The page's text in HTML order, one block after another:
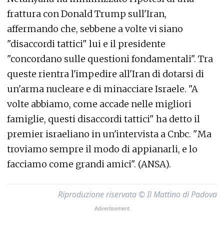
frattura con Donald Trump sull'Iran,
affermando che, sebbene a volte vi siano
"disaccordi tattici" lui e il presidente
"concordano sulle questioni fondamentali". Tra
queste rientra l'impedire all'Iran di dotarsi di
un'arma nucleare e di minacciare Israele. "A
volte abbiamo, come accade nelle migliori
famiglie, questi disaccordi tattici" ha detto il
premier israeliano in un'intervista a Cnbc. "Ma
troviamo sempre il modo di appianarli, e lo
facciamo come grandi amici". (ANSA).
Riproduzione riservata © Il Mattino di Padova